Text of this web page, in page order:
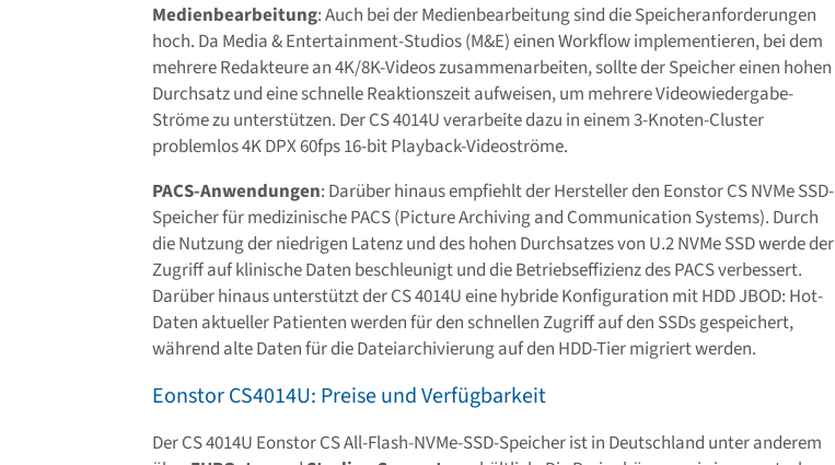
Medienbearbeitung: Auch bei der Medienbearbeitung sind die Speicheranforderungen
hoch. Da Media & Entertainment-Studios (M&E) einen Workflow implementieren, bei dem
mehrere Redakteure an 4K/8K-Videos zusammenarbeiten, sollte der Speicher einen hohen
Durchsatz und eine schnelle Reaktionszeit aufweisen, um mehrere Videowiedergabe-
Ströme zu unterstützen. Der CS 4014U verarbeite dazu in einem 3-Knoten-Cluster
problemlos 4K DPX 60fps 16-bit Playback-Videoströme.
PACS-Anwendungen: Darüber hinaus empfiehlt der Hersteller den Eonstor CS NVMe SSD-
Speicher für medizinische PACS (Picture Archiving and Communication Systems). Durch
die Nutzung der niedrigen Latenz und des hohen Durchsatzes von U.2 NVMe SSD werde der
Zugriff auf klinische Daten beschleunigt und die Betriebseffizienz des PACS verbessert.
Darüber hinaus unterstützt der CS 4014U eine hybride Konfiguration mit HDD JBOD: Hot-
Daten aktueller Patienten werden für den schnellen Zugriff auf den SSDs gespeichert,
während alte Daten für die Dateiarchivierung auf den HDD-Tier migriert werden.
Eonstor CS4014U: Preise und Verfügbarkeit
Der CS 4014U Eonstor CS All-Flash-NVMe-SSD-Speicher ist in Deutschland unter anderem